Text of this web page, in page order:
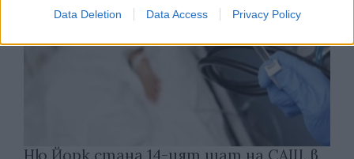
Data Deletion Data Access Privacy Policy
Ню Йорк стана 14-ият щат на САЩ, в